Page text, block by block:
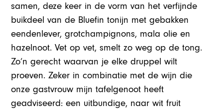
samen, deze keer in de vorm van het verfijnde
buikdeel van de Bluefin tonijn met gebakken
eendenlever, grotchampignons, mala olie en
hazelnoot. Vet op vet, smelt zo weg op de tong.
Zo’n gerecht waarvan je elke druppel wilt
proeven. Zeker in combinatie met de wijn die
onze gastvrouw mijn tafelgenoot heeft
geadviseerd: een uitbundige, naar wit fruit